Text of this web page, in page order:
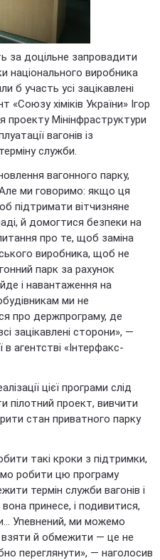
за доцільне запровадити
національного виробника
б участь усі зацікавлені
хіміків України» Ігор
проекту Мінінфраструктури
вагонів із
служби.
вагонного парку,
ми говоримо: якщо ця
підтримати вітчизняне
й домогтися безпеки на
про те, щоб заміна
виробника, щоб не
парк за рахунок
і навантаження на
ми не
про держпрограму, де
зацікавлені сторони», —
в агентстві «Інтерфакс-
цієї програми слід
пілотний проект, вивчити
стан приватного парку
такі кроки з підтримки,
робити цю програму
термін служби вагонів і
принесе, і подивитися,
Упевнений, ми можемо
взяти й обмежити — це не
переглянути», — наголосив